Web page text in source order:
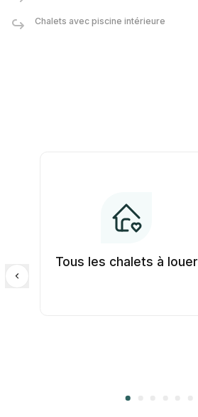
Chalets avec piscine intérieure
Tous les chalets à louer